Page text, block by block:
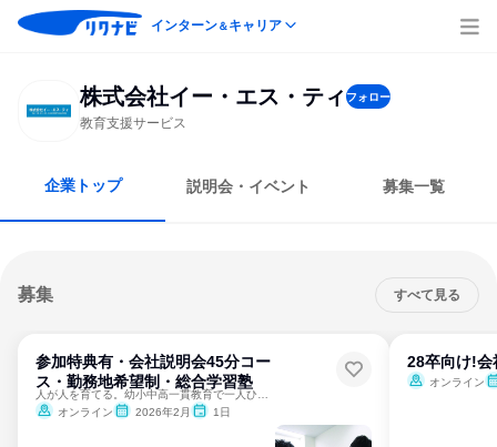
インターン＆キャリア
株式会社イー・エス・ティ フォロー
教育支援サービス
企業トップ 説明会・イベント 募集一覧
募集 すべて見る
参加特典有・会社説明会45分コー
ス・勤務地希望制・総合学習塾
オンライン
2026年2月 1日
28卒向け!会
オンライン